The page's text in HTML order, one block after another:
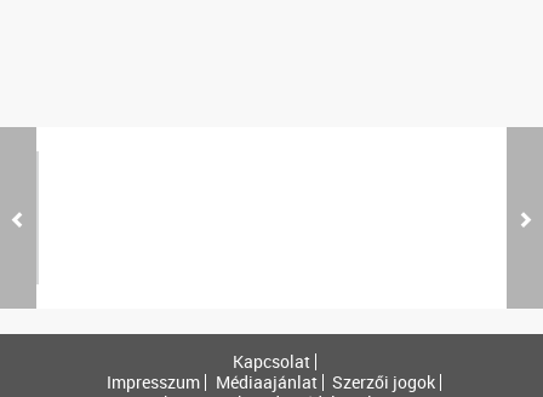
Kapcsolat
Impresszum
Médiaajánlat
Szerzői jogok